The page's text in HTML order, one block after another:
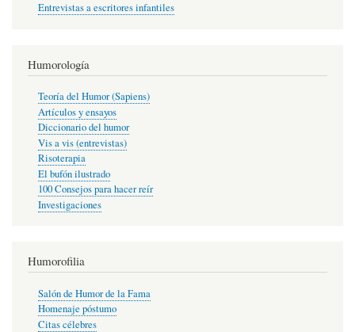
Entrevistas a escritores infantiles
Humorología
Teoría del Humor (Sapiens)
Artículos y ensayos
Diccionario del humor
Vis a vis (entrevistas)
Risoterapia
El bufón ilustrado
100 Consejos para hacer reír
Investigaciones
Humorofilia
Salón de Humor de la Fama
Homenaje póstumo
Citas célebres